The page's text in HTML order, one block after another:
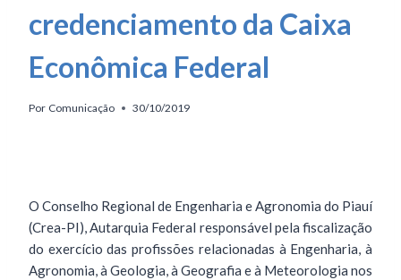
credenciamento da Caixa
Econômica Federal
Por Comunicação 30/10/2019
O Conselho Regional de Engenharia e Agronomia do Piauí
(Crea-PI), Autarquia Federal responsável pela fiscalização
do exercício das profissões relacionadas à Engenharia, à
Agronomia, à Geologia, à Geografia e à Meteorologia nos